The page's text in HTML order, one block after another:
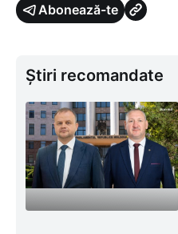
Abonează-te
Știri recomandate